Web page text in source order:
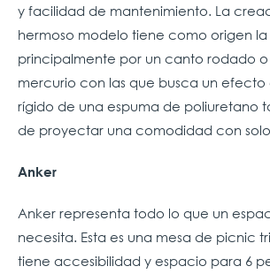
y facilidad de mantenimiento. La
hermoso modelo tiene como origen la
principalmente por un canto rodado
mercurio con las que busca un efecto
rígido de una espuma de poliuretano
de proyectar una comodidad con
Anker
Anker representa todo lo que un
necesita. Esta es una mesa de picnic
tiene accesibilidad y espacio para 6